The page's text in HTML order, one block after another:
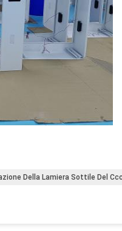
Della Lamiera Sottile Del Ccc